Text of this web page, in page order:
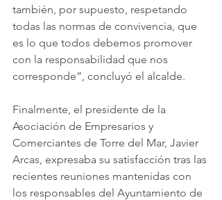
también, por supuesto, respetando
todas las normas de convivencia, que
es lo que todos debemos promover
con la responsabilidad que nos
corresponde”, concluyó el alcalde.
Finalmente, el presidente de la
Asociación de Empresarios y
Comerciantes de Torre del Mar, Javier
Arcas, expresaba su satisfacción tras las
recientes reuniones mantenidas con
los responsables del Ayuntamiento de